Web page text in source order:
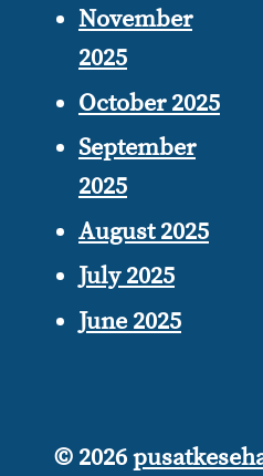
November
2025
October 2025
September
2025
August 2025
July 2025
June 2025
© 2026